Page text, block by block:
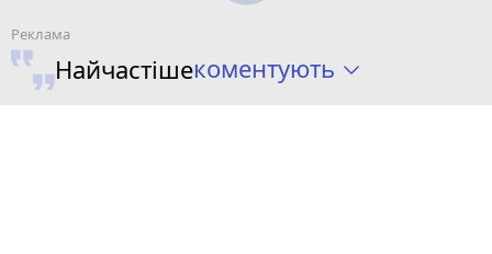
Найчастішекоментують